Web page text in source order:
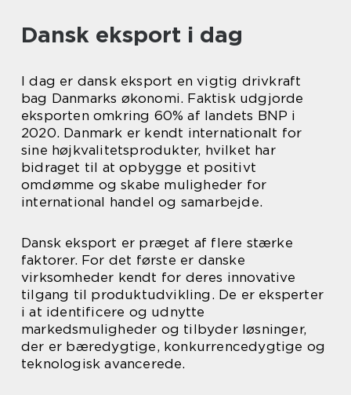
Dansk eksport i dag
I dag er dansk eksport en vigtig drivkraft
bag Danmarks økonomi. Faktisk udgjorde
eksporten omkring 60% af landets BNP i
2020. Danmark er kendt internationalt for
sine højkvalitetsprodukter, hvilket har
bidraget til at opbygge et positivt
omdømme og skabe muligheder for
international handel og samarbejde.
Dansk eksport er præget af flere stærke
faktorer. For det første er danske
virksomheder kendt for deres innovative
tilgang til produktudvikling. De er eksperter
i at identificere og udnytte
markedsmuligheder og tilbyder løsninger,
der er bæredygtige, konkurrencedygtige og
teknologisk avancerede.